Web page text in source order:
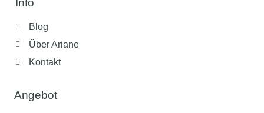
Info
Blog
Über Ariane
Kontakt
Angebot